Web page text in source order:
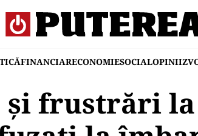
FINANCIARECONOMIESOCIALOPINII
și frustrări